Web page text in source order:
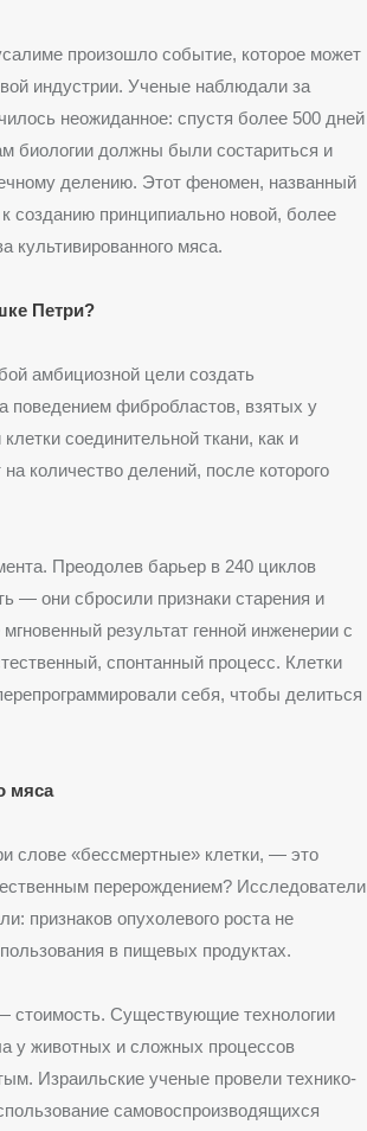
произошло событие, которое может
индустрии. Ученые наблюдали за
неожиданное: спустя более 500 дней
биологии должны были состариться и
делению. Этот феномен, названный
созданию принципиально новой, более
культивированного мяса.
Петри?
амбициозной цели создать
поведением фибробластов, взятых у
соединительной ткани, как и
количество делений, после которого
Преодолев барьер в 240 циклов
— они сбросили признаки старения и
результат генной инженерии с
спонтанный процесс. Клетки
себя, чтобы делиться
мяса
слове «бессмертные» клетки, — это
перерождением? Исследователи
признаков опухолевого роста не
в пищевых продуктах.
стоимость. Существующие технологии
у животных и сложных процессов
Израильские ученые провели технико-
самовоспроизводящихся